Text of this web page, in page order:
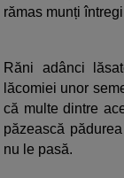
rămas munți
Răni adânci
lăcomiei unor
că multe dintre
păzească
nu le pasă.